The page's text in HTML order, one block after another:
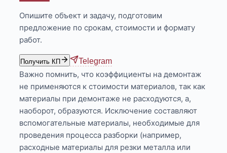
Опишите объект и задачу, подготовим
предложение по срокам, стоимости и формату
работ.
Получить КП Telegram
Важно помнить, что коэффициенты на демонтаж
не применяются к стоимости материалов, так как
материалы при демонтаже не расходуются, а,
наоборот, образуются. Исключение составляют
вспомогательные материалы, необходимые для
проведения процесса разборки (например,
расходные материалы для резки металла или